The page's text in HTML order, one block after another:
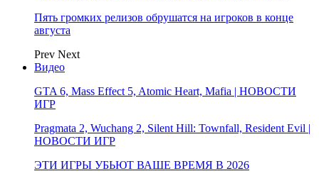
Пять громких релизов обрушатся на игроков в конце
августа
Prev Next
Видео
GTA 6, Mass Effect 5, Atomic Heart, Mafia | НОВОСТИ
ИГР
Pragmata 2, Wuchang 2, Silent Hill: Townfall, Resident Evil |
НОВОСТИ ИГР
ЭТИ ИГРЫ УБЬЮТ ВАШЕ ВРЕМЯ В 2026